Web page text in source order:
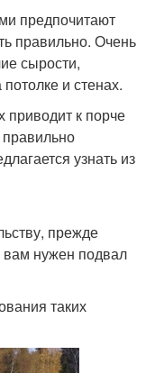
предпочитают
правильно. Очень
сырости,
и стенах.
приводит к порче
правильно
узнать из
прежде
вам нужен подвал
таких